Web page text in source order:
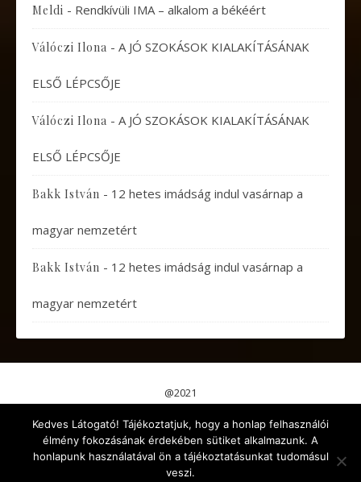
Meldi - Rendkívüli IMA – alkalom a békéért
Válóczi Ilona - A JÓ SZOKÁSOK KIALAKÍTÁSÁNAK
ELSŐ LÉPCSŐJE
Válóczi Ilona - A JÓ SZOKÁSOK KIALAKÍTÁSÁNAK
ELSŐ LÉPCSŐJE
Bakk István - 12 hetes imádság indul vasárnap a
magyar nemzetért
Bakk István - 12 hetes imádság indul vasárnap a
magyar nemzetért
@2021
Aktuális események Érdekes cikkek Gyermekeknek
Kikapcsolódás
Egyéb
Kedves Látogató! Tájékoztatjuk, hogy a honlap felhasználói
élmény fokozásának érdekében sütiket alkalmazunk. A
honlapunk használatával ön a tájékoztatásunkat tudomásul
veszi.